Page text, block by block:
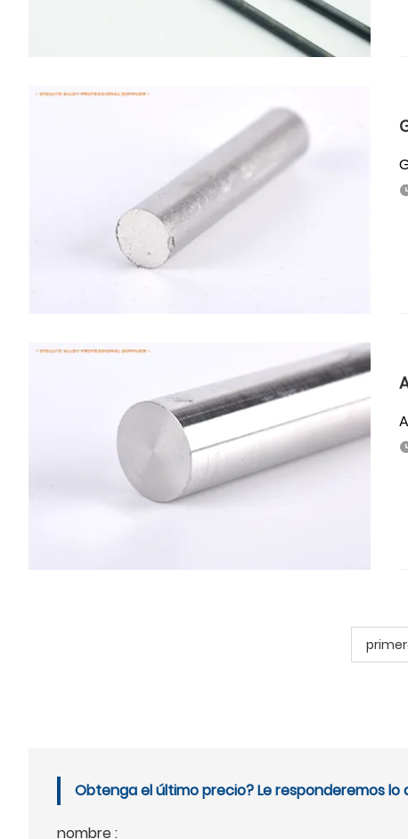
Obtenga el último precio? Le responderemos lo
nombre :